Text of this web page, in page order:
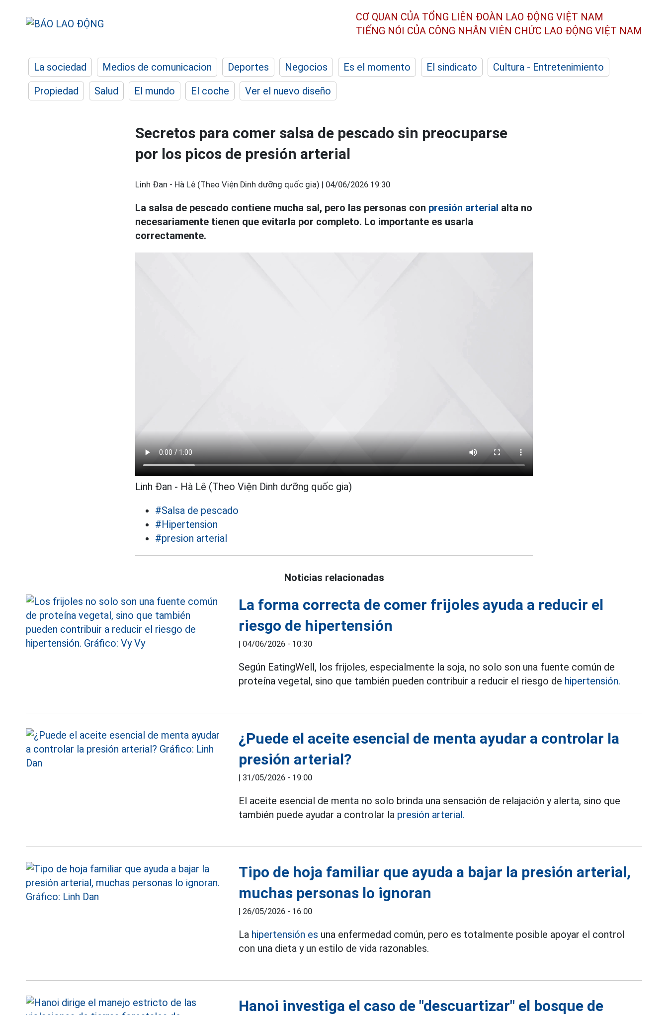
CƠ QUAN CỦA TỔNG LIÊN ĐOÀN LAO ĐỘNG VIỆT NAM
TIẾNG NÓI CỦA CÔNG NHÂN VIÊN CHỨC LAO ĐỘNG VIỆT NAM
La sociedad Medios de comunicacion Deportes Negocios Es el momento El sindicato
Cultura - Entretenimiento
Propiedad
Salud El mundo El coche Ver el nuevo diseño
Secretos para comer salsa de pescado sin preocuparse
por los picos de presión arterial
Linh Đan - Hà Lê (Theo Viện Dinh dưỡng quốc gia) | 04/06/2026 19:30
La salsa de pescado contiene mucha sal, pero las personas con presión arterial alta no
necesariamente tienen que evitarla por completo. Lo importante es usarla
correctamente.
Linh Đan - Hà Lê (Theo Viện Dinh dưỡng quốc gia)
#Salsa de pescado
#Hipertension
#presion arterial
Noticias relacionadas
La forma correcta de comer frijoles ayuda a reducir el
riesgo de hipertensión
| 04/06/2026 - 10:30
Según EatingWell, los frijoles, especialmente la soja, no solo son una fuente común de
proteína vegetal, sino que también pueden contribuir a reducir el riesgo de hipertensión.
¿Puede el aceite esencial de menta ayudar a controlar la
presión arterial?
| 31/05/2026 - 19:00
El aceite esencial de menta no solo brinda una sensación de relajación y alerta, sino que
también puede ayudar a controlar la presión arterial.
Tipo de hoja familiar que ayuda a bajar la presión arterial,
muchas personas lo ignoran
| 26/05/2026 - 16:00
La hipertensión es una enfermedad común, pero es totalmente posible apoyar el control
con una dieta y un estilo de vida razonables.
Hanoi investiga el caso de "descuartizar" el bosque de